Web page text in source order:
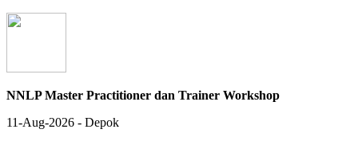
NNLP Master Practitioner dan Trainer Workshop
11-Aug-2026 - Depok